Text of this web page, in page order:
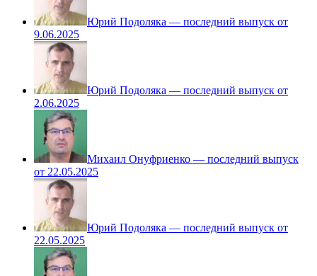
Юрий Подоляка — последний выпуск от
9.06.2025
Юрий Подоляка — последний выпуск от
2.06.2025
Михаил Онуфриенко — последний выпуск
от 22.05.2025
Юрий Подоляка — последний выпуск от
22.05.2025